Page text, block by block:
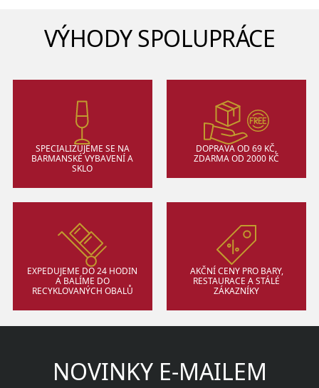
VÝHODY SPOLUPRÁCE
SPECIALIZUJEME SE NA
BARMANSKÉ VYBAVENÍ A
SKLO
DOPRAVA OD 69 KČ,
ZDARMA OD 2000 KČ
EXPEDUJEME DO 24 HODIN
A BALÍME DO
RECYKLOVANÝCH OBALŮ
AKČNÍ CENY PRO BARY,
RESTAURACE A STÁLÉ
ZÁKAZNÍKY
NOVINKY E-MAILEM